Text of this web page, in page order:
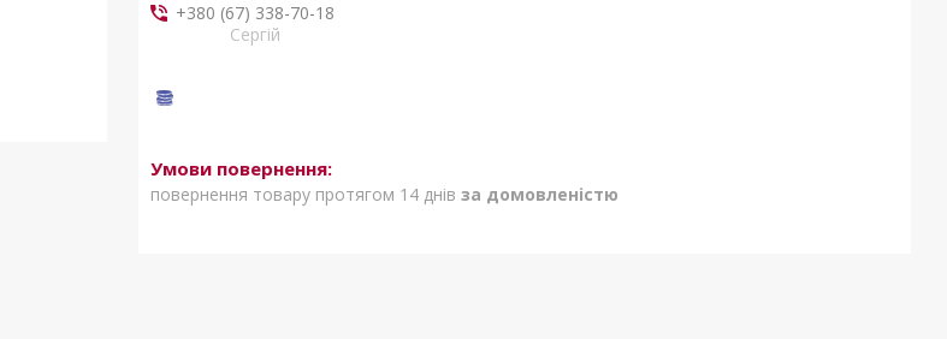
+380 (67) 338-70-18
Сергій
повернення товару протягом 14 днів за домовленістю